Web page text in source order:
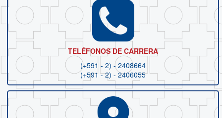
TELÉFONOS DE CARRERA
(+591 - 2) - 2408664
(+591 - 2) -2406055